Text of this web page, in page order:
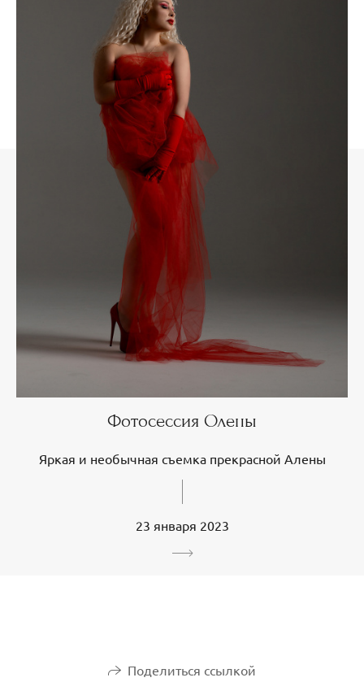
Фотосессия Олены
Яркая и необычная съемка прекрасной Алены
23 января 2023
Поделиться ссылкой